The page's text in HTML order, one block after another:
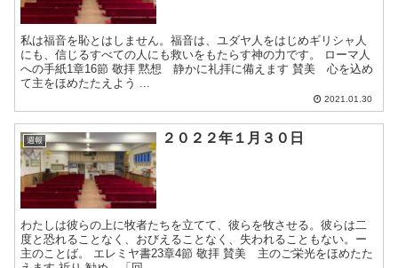
私は福音を恥とはしません。福音は、ユダヤ人をはじめギリシャ人
にも、信じるすべての人にも救いをもたらす神の力です。 ローマ人
への手紙1章16節 敬拝 黙想 静かに礼拝に備えます 賛美 心を込め
て主をほめたたえよう ...
2021.01.30
週報 ２０２２年１月３０日
わたしは彼らの上に牧者たちを立てて、彼らを牧させる。彼らは二
度と恐れることなく、おびえることなく、失われることもない。ー
主のことば。 エレミヤ書23章4節 敬拝 賛美 主のご栄光をほめたた